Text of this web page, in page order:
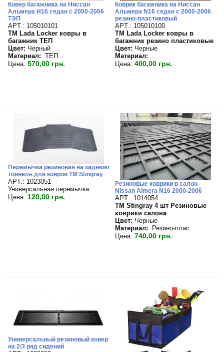
Ковер багажника на Ниссан
Альмера Н16 седан с 2000-2006
ТЭП
APT.: 105010101
TM Lada Locker ковры в
багажник ТЕП
Цвет: Черный
Материал: ТЕП...
Цена: 570,00 грн.
Коврик багажника на Ниссан
Альмера N16 седан с 2000-2006
резино-пластиковый
APT.: 105010100
TM Lada Locker ковры в
багажник резино пластиковые
Цвет: Черные
Материал:
Цена: 400,00 грн.
Перемычка резиновая на заднюю
тоннель для ковров TM Stingray
APT.: 1023051
Универсальная перемычка
Цена: 120,00 грн.
Резиновые коврики в салон
Nissan Almera N16 2000-2006
APT.: 1014054
TM Stingray 4 шт Резиновые
коврики салона
Цвет: Черные
Материал:
Резино-плас
Цена: 740,00 грн.
Универсальный резиновый ковер
на 2/3 ряд сидений